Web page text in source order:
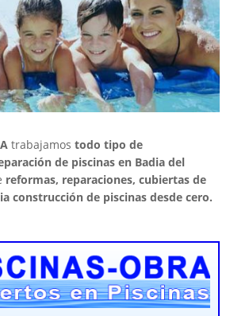
trabajamostodo tipo de
de piscinas en Badia del
reformas, reparaciones, cubiertas de
construcción de piscinas desde cero.